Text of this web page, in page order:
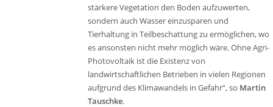
stärkere Vegetation den Boden aufzuwerten,
sondern auch Wasser einzusparen und
Tierhaltung in Teilbeschattung zu ermöglichen, wo
es ansonsten nicht mehr möglich wäre. Ohne Agri-
Photovoltaik ist die Existenz von
landwirtschaftlichen Betrieben in vielen Regionen
aufgrund des Klimawandels in Gefahr“, so Martin
Tauschke.